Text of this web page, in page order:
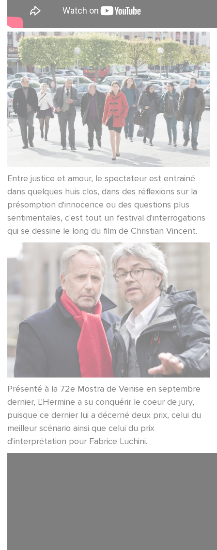
Entre justice et amour, le spectateur est entrainé
dans quelques huis clos, dans des réflexions sur la
présomption d'innocence ou des questions plus
sentimentales, c'est tout un festival d'interrogations
qui se dessine le long du film de Christian Vincent.
Présenté à la 72e Mostra de Venise en septembre
dernier, L'Hermine a su conquérir le coeur de jury,
puisque ce dernier lui a décerné deux prix, celui du
meilleur scénario ainsi que celui du prix
d'interprétation pour Fabrice Luchini.